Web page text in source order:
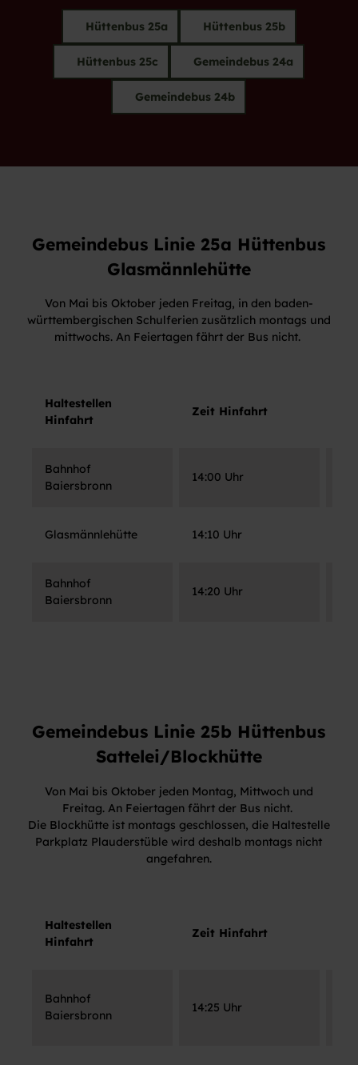
Hüttenbus 25a Hüttenbus 25b
Hüttenbus 25c Gemeindebus 24a
Gemeindebus 24b
Gemeindebus Linie 25a Hüttenbus
Glasmännlehütte
Von Mai bis Oktober jeden Freitag, in den baden-
württembergischen Schulferien zusätzlich montags und
mittwochs. An Feiertagen fährt der Bus nicht.
Haltestellen
Hinfahrt
Zeit Hinfahrt
Bahnhof
Baiersbronn
14:00 Uhr
Glasmännlehütte 14:10 Uhr
Bahnhof
Baiersbronn
14:20 Uhr
Gemeindebus Linie 25b Hüttenbus
Sattelei/Blockhütte
Von Mai bis Oktober jeden Montag, Mittwoch und
Freitag. An Feiertagen fährt der Bus nicht.
Die Blockhütte ist montags geschlossen, die Haltestelle
Parkplatz Plauderstüble wird deshalb montags nicht
angefahren.
Haltestellen
Hinfahrt
Zeit Hinfahrt
Bahnhof
Baiersbronn
14:25 Uhr